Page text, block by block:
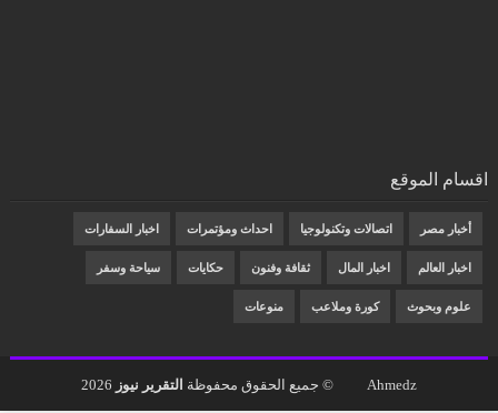
اقسام الموقع
أخبار مصر اتصالات وتكنولوجيا احداث ومؤتمرات اخبار السفارات
اخبار العالم اخبار المال ثقافة وفنون حكايات سياحة وسفر
علوم وبحوث كورة وملاعب منوعات
Ahmedz © جميع الحقوق محفوظة التقرير نيوز 2026